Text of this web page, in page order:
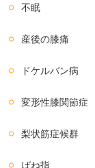
不眠
産後の膝痛
ドケルバン病
変形性膝関節症
梨状筋症候群
ばね指